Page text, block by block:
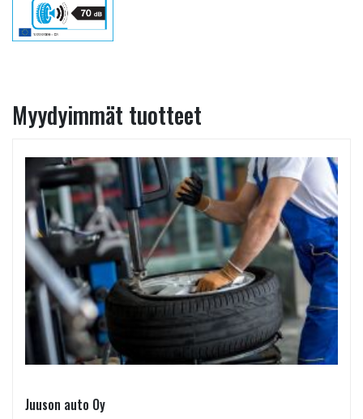
Myydyimmät tuotteet
Juuson auto Oy